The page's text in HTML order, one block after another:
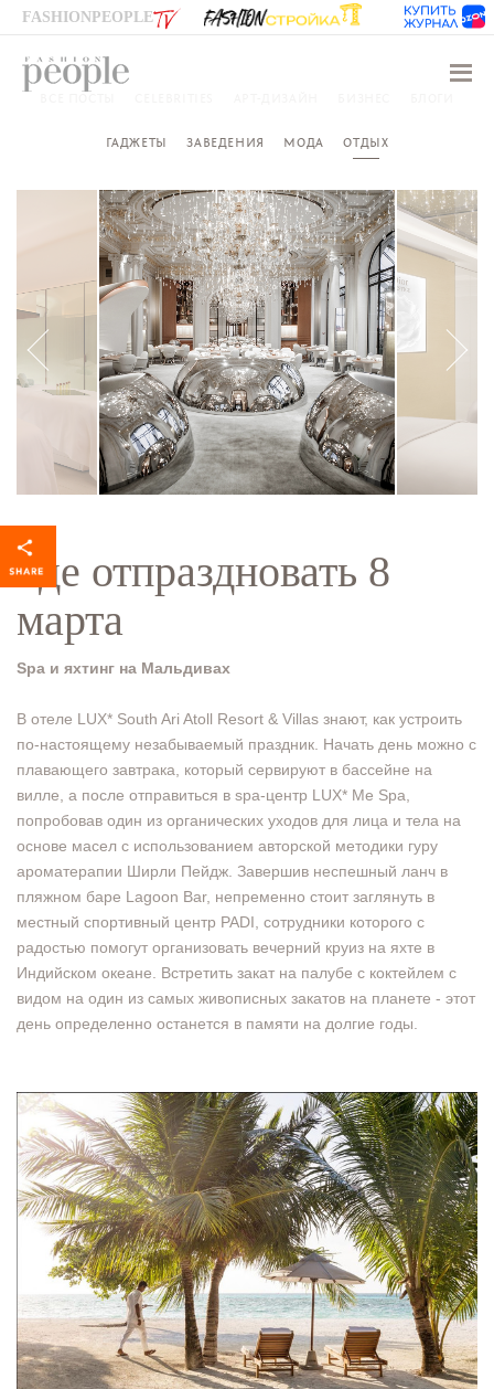
FASHIONPEOPLE
ГАДЖЕТЫ ЗАВЕДЕНИЯ МОДА ОТДЫХ
Где отпраздновать 8
марта
Spa и яхтинг на Мальдивах
В отеле LUX* South Ari Atoll Resort & Villas знают, как устроить
по-настоящему незабываемый праздник. Начать день можно с
плавающего завтрака, который сервируют в бассейне на
вилле, а после отправиться в spa-центр LUX* Me Spa,
попробовав один из органических уходов для лица и тела на
основе масел с использованием авторской методики гуру
ароматерапии Ширли Пейдж. Завершив неспешный ланч в
пляжном баре Lagoon Bar, непременно стоит заглянуть в
местный спортивный центр PADI, сотрудники которого с
радостью помогут организовать вечерний круиз на яхте в
Индийском океане. Встретить закат на палубе с коктейлем с
видом на один из самых живописных закатов на планете - этот
день определенно останется в памяти на долгие годы.